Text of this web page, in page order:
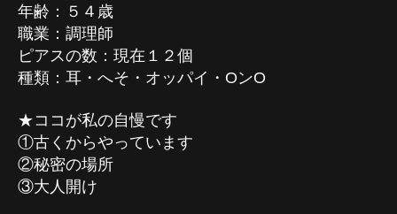
年齢：５４歳
職業：調理師
ピアスの数：現在１２個
種類：耳・へそ・オッパイ・OンO
★ココが私の自慢です
①古くからやっています
②秘密の場所
③大人開け